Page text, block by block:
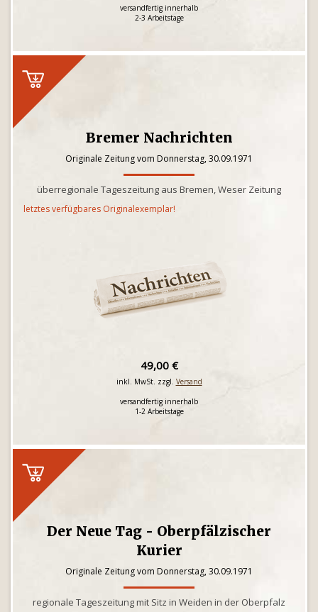
versandfertig innerhalb
2-3 Arbeitstage
Bremer Nachrichten
Originale Zeitung vom Donnerstag, 30.09.1971
überregionale Tageszeitung aus Bremen, Weser Zeitung
letztes verfügbares Originalexemplar!
49,00 €
inkl. MwSt. zzgl. Versand
versandfertig innerhalb
1-2 Arbeitstage
Der Neue Tag - Oberpfälzischer
Kurier
Originale Zeitung vom Donnerstag, 30.09.1971
regionale Tageszeitung mit Sitz in Weiden in der Oberpfalz